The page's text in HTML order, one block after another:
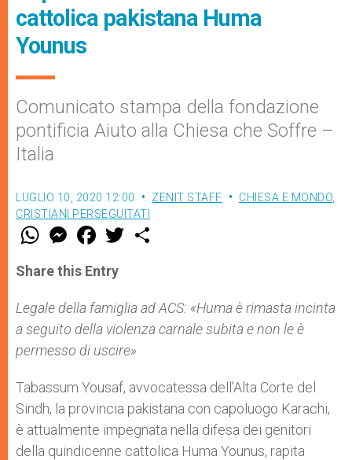
cattolica pakistana Huma
Younus
Comunicato stampa della fondazione
pontificia Aiuto alla Chiesa che Soffre –
Italia
LUGLIO 10, 2020 12:00 ZENIT STAFF CHIESA E MONDO
CRISTIANI PERSEGUITATI
W
t
s
p
p
M
e
s
e
g
e
r
F
a
e
b
o
k
w
r
Share this Entry
Legale della famiglia ad ACS: «Huma è rimasta incinta
a seguito della violenza carnale subita e non le è
permesso di uscire»
Tabassum Yousaf, avvocatessa dell’Alta Corte del
Sindh, la provincia pakistana con capoluogo Karachi,
è attualmente impegnata nella difesa dei genitori
della quindicenne cattolica Huma Younus, rapita